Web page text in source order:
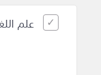
علم